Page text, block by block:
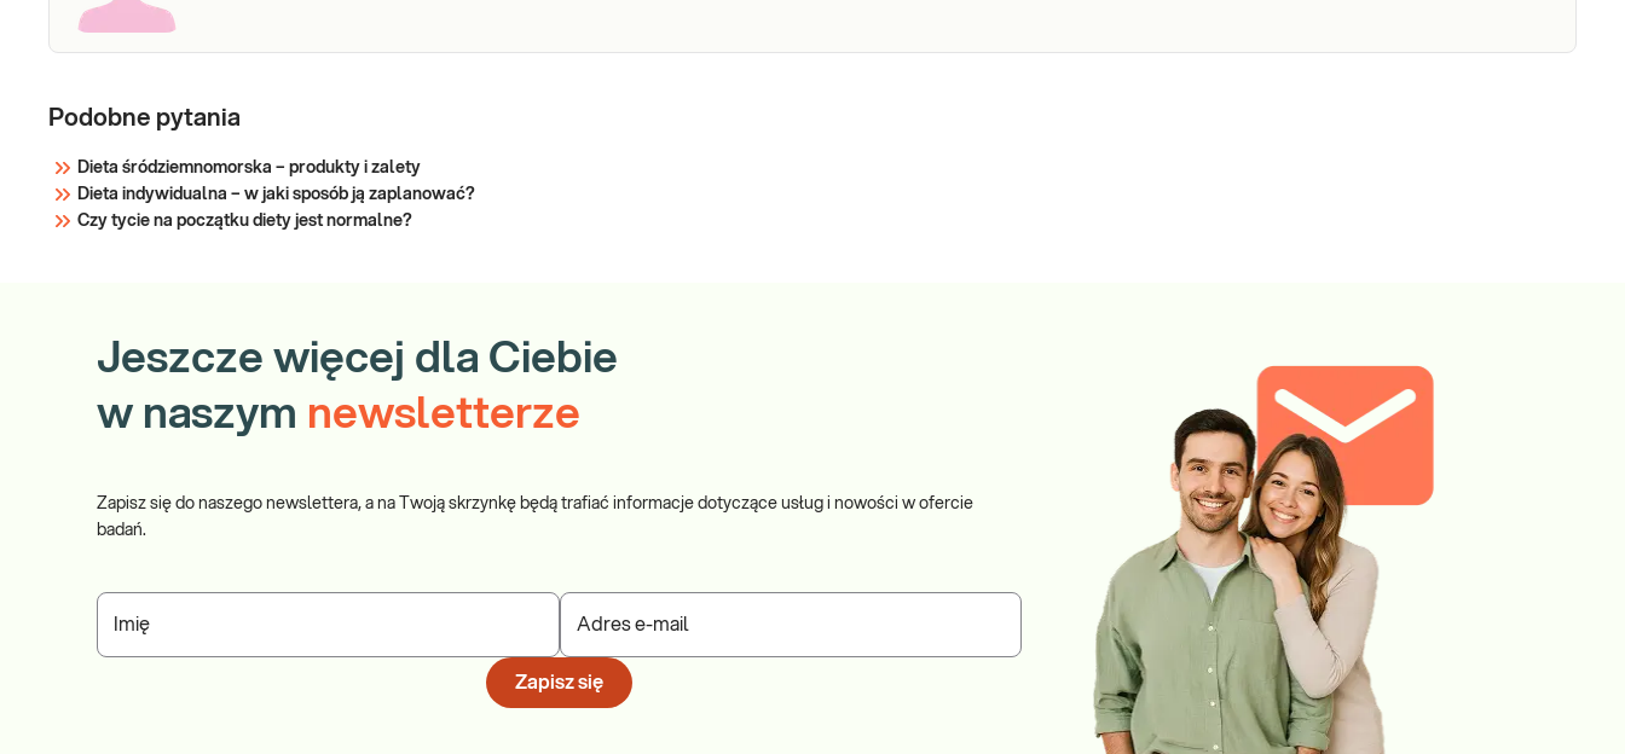
Podobne pytania
Dieta śródziemnomorska – produkty i zalety
Dieta indywidualna – w jaki sposób ją zaplanować?
Czy tycie na początku diety jest normalne?
Jeszcze więcej dla Ciebie
w naszym newsletterze
Zapisz się do naszego newslettera, a na Twoją skrzynkę będą trafiać informacje dotyczące usług i nowości w ofercie
badań.
Imię Adres e-mail
Zapisz się